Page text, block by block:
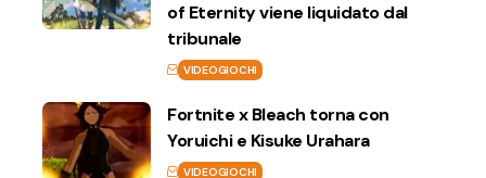
of Eternity viene liquidato dal
tribunale
VIDEOGIOCHI
Fortnite x Bleach torna con
Yoruichi e Kisuke Urahara
VIDEOGIOCHI